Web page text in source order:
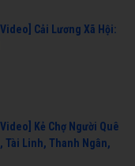
Video] Cải Lương Xã Hội:
Video] Kẻ Chợ Người Quê
Tài Linh, Thanh Ngân,